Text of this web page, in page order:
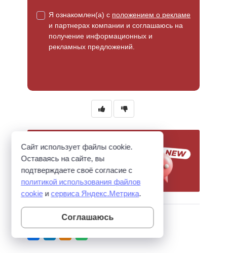
Я ознакомлен(а) с положением о рекламе
и партнерах компании и соглашаюсь на
получение информационных и
рекламных предложений.
a
t
i
v
e
Поделитесь с друзьями
Сайт использует файлы cookie.
Оставаясь на сайте, вы
подтверждаете своё согласие с
политикой использования файлов
cookieисервиса Яндекс.Метрика.
Соглашаюсь